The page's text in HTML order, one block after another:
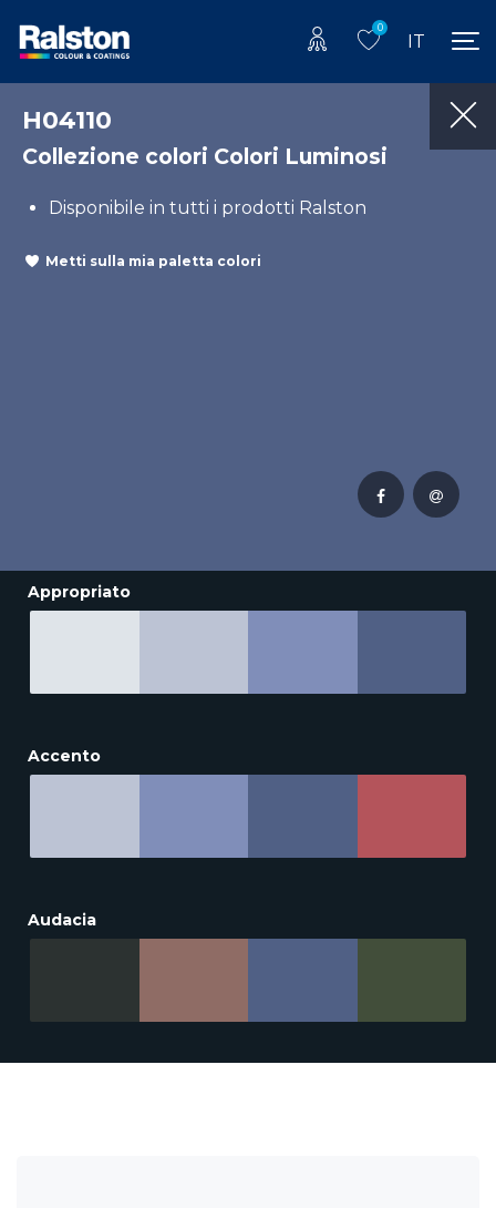
0
IT
H04110
Collezione colori Colori Luminosi
Disponibile in tutti i prodotti Ralston
Metti sulla mia paletta colori
Appropriato
Accento
Audacia